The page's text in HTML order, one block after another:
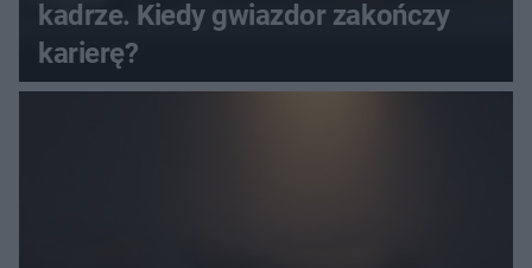
kadrze. Kiedy gwiazdor zakończy
karierę?